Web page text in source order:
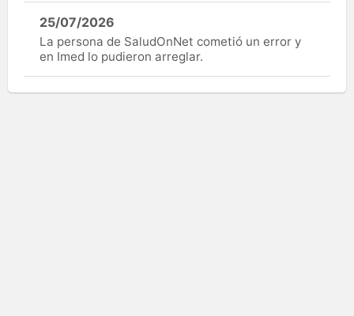
25/07/2026
La persona de SaludOnNet cometió un error y
en Imed lo pudieron arreglar.